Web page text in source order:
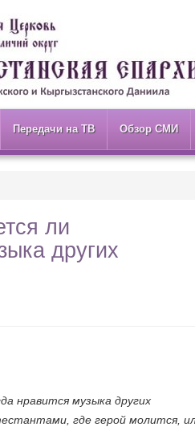
Передачи на ТВ Обзор СМИ
ли
других
нравится музыка других
где герой молится,